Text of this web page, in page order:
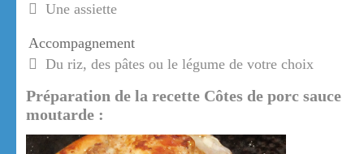
Une assiette
Accompagnement
Du riz, des pâtes ou le légume de votre choix
Préparation de la recette Côtes de porc sauce
moutarde :